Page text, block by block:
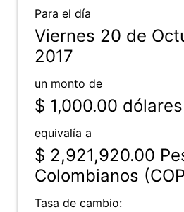
Para el día
Viernes 20 de
2017
un monto de
$ 1,000.00
equivalía a
$ 2,921,920.00
Colombianos
Tasa de cambio: